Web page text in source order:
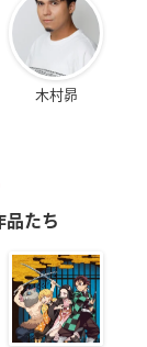
木村昴
品たち